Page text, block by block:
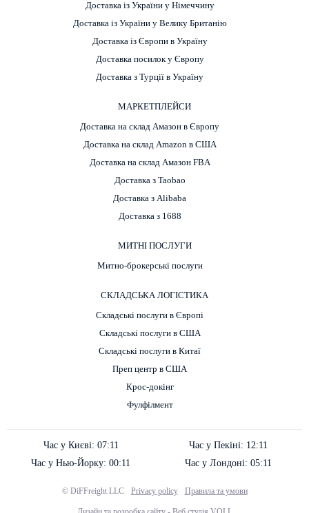
Доставка із України у Німеччину
Доставка із України у Велику Британію
Доставка із Європи в Україну
Доставка посилок у Європу
Доставка з Турції в Україну
МАРКЕТПЛЕЙСИ
Доставка на склад Амазон в Європу
Доставка на склад Amazon в США
Доставка на склад Амазон FBA
Доставка з Taobao
Доставка з Alibaba
Доставка з 1688
МИТНІ ПОСЛУГИ
Митно-брокерські послуги
СКЛАДСЬКА ЛОГІСТИКА
Складські послуги в Європі
Складські послуги в США
Складські послуги в Китаї
Преп центр в США
Крос-докінг
Фулфілмент
© DiFFreight LLC Privacy policy Правила та умови
Час у Києві: 07:11 Час у Пекіні: 12:11
Час у Нью-Йорку: 00:11 Час у Лондоні: 05:11